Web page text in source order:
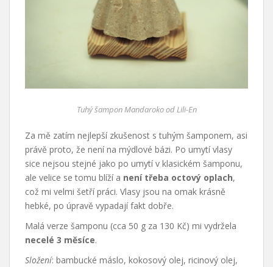
Tuhý šampon Mandaroko od Lili-En
Za mě zatím nejlepší zkušenost s tuhým šamponem, asi
právě proto, že není na mýdlové bázi. Po umytí vlasy
sice nejsou stejné jako po umytí v klasickém šamponu,
ale velice se tomu blíží a není třeba octový oplach,
což mi velmi šetří práci. Vlasy jsou na omak krásně
hebké, po úpravě vypadají fakt dobře.
Malá verze šamponu (cca 50 g za 130 Kč) mi vydržela
necelé 3 měsíce.
Složení: bambucké máslo, kokosový olej, ricinový olej,